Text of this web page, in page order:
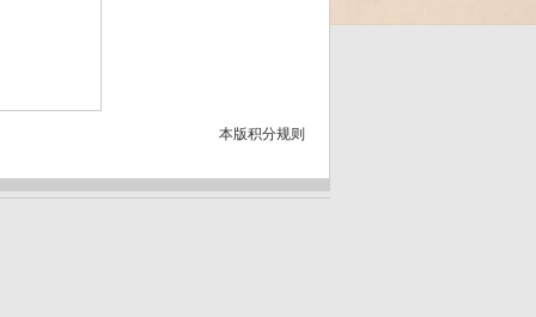
本版积分规则